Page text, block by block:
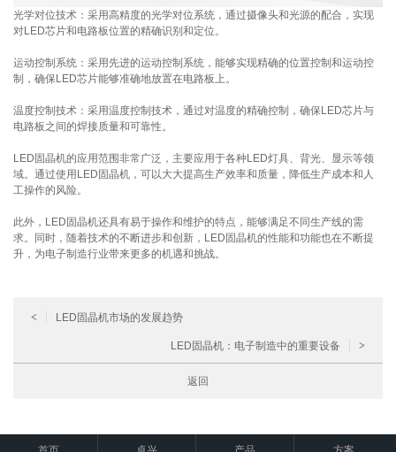
光学对位技术：采用高精度的光学对位系统，通过摄像头和光源的配合，实现
对LED芯片和电路板位置的精确识别和定位。
运动控制系统：采用先进的运动控制系统，能够实现精确的位置控制和运动控
制，确保LED芯片能够准确地放置在电路板上。
温度控制技术：采用温度控制技术，通过对温度的精确控制，确保LED芯片与
电路板之间的焊接质量和可靠性。
LED固晶机的应用范围非常广泛，主要应用于各种LED灯具、背光、显示等领
域。通过使用LED固晶机，可以大大提高生产效率和质量，降低生产成本和人
工操作的风险。
此外，LED固晶机还具有易于操作和维护的特点，能够满足不同生产线的需
求。同时，随着技术的不断进步和创新，LED固晶机的性能和功能也在不断提
升，为电子制造行业带来更多的机遇和挑战。
< LED固晶机市场的发展趋势
LED固晶机：电子制造中的重要设备 >
返回